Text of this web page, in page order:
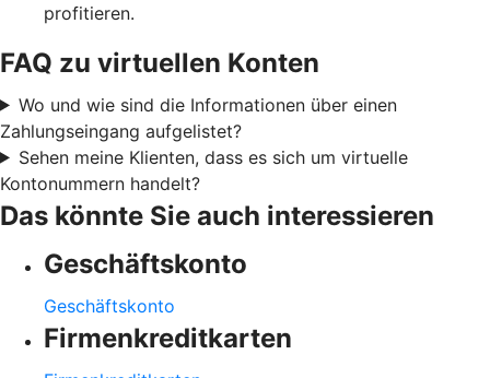
profitieren.
FAQ zu virtuellen Konten
Wo und wie sind die Informationen über einen
Zahlungseingang aufgelistet?
Sehen meine Klienten, dass es sich um virtuelle
Kontonummern handelt?
Das könnte Sie auch interessieren
Geschäftskonto
Geschäftskonto
Firmenkreditkarten